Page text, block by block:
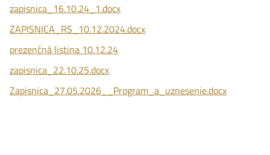
zapisnica_16.10.24_1.docx
ZAPISNICA_RS_10.12.2024.docx
prezenčná listina 10.12.24
zapisnica_22.10.25.docx
Zapisnica_27.05.2026__Program_a_uznesenie.docx